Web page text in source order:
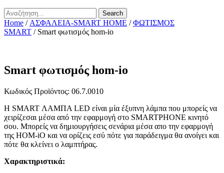
Search
Home / ΑΣΦΑΛΕΙΑ-SMART HOME /ΦΩΤΙΣΜΟΣ
SMART / Smart φωτισμός hom-io
Smart φωτισμός hom-io
Κωδικός Προϊόντος: 06.7.0010
Η SMART ΛΑΜΠΑ LED είναι μία έξυπνη λάμπα που μπορείς να
χειρίζεσαι μέσα από την εφαρμογή στο SMARTPHONE κινητό
σου. Μπορείς να δημιουργήσεις σενάρια μέσα απο την εφαρμογή
της HOM-iO και να ορίζεις εσύ πότε για παράδειγμα θα ανοίγει και
πότε θα κλείνει ο λαμπτήρας.
Χαρακτηριστικά: